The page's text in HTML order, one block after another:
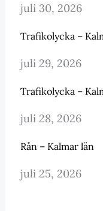
juli 30, 2026
Trafikolycka –
juli 29, 2026
Trafikolycka –
juli 28, 2026
Rån – Kalmar län
juli 25, 2026